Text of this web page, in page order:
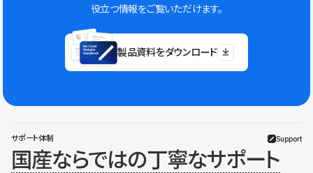
役立つ情報をご覧いただけます。
製品資料をダウンロード
サポート体制 Support
国産ならではの丁寧なサポート